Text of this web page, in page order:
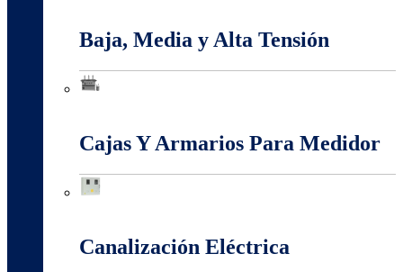
Baja, Media y Alta Tensión
Cajas Y Armarios Para Medidor
Canalización Eléctrica